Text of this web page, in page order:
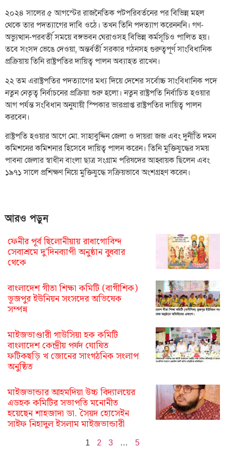
২০২৪ সালের ৫ আগস্টের রাজনৈতিক পটপরিবর্তনের পর বিভিন্ন মহল
থেকে তার পদত্যাগের দাবি ওঠে। তখন তিনি পদত্যাগ করেনননি। গণ-
অভ্যুত্থান-পরবর্তী সময়ে বঙ্গভবন ঘেরাওসহ বিভিন্ন কর্মসূচিও পালিত হয়।
তবে সংসদ ভেঙে দেওয়া, অন্তর্বর্তী সরকার গঠনসহ গুরুত্বপূর্ণ সাংবিধানিক
প্রক্রিয়ায় তিনি রাষ্ট্রপতির দায়িত্ব পালন অব্যাহত রাখেন।
২২ তম এরাষ্ট্রপতির পদত্যাগের মধ্য দিয়ে দেশের সর্বোচ্চ সাংবিধানিক পদে
নতুন নেতৃত্ব নির্বাচনের প্রক্রিয়া শুরু হলো। নতুন রাষ্ট্রপতি নির্বাচিত হওয়ার
আগ পর্যন্ত সংবিধান অনুযায়ী স্পিকার ভারপ্রাপ্ত রাষ্ট্রপতির দায়িত্ব পালন
করবেন।
রাষ্ট্রপতি হওয়ার আগে মো. সাহাবুদ্দিন জেলা ও দায়রা জজ এবং দুর্নীতি দমন
কমিশনের কমিশনার হিসেবে দায়িত্ব পালন করেন। তিনি মুক্তিযুদ্ধের সময়
পাবনা জেলার স্বাধীন বাংলা ছাত্র সংগ্রাম পরিষদের আহ্বায়ক ছিলেন এবং
১৯৭১ সালে প্রশিক্ষণ নিয়ে মুক্তিযুদ্ধে সক্রিয়ভাবে অংশগ্রহণ করেন।
আরও পড়ুন
ফেনীর পূর্ব ছিলোনীয়ায় রাধাগোবিন্দ
সেবাশ্রমে দু’দিনব্যাপী অনুষ্ঠান বুধবার
থেকে
বাংলাদেশ গীতা শিক্ষা কমিটি (বাগীশিক)
ভূজপুর ইউনিয়ন সংসদের অভিষেক
সম্পন্ন
মাইজভাণ্ডারী গাউসিয়া হক কমিটি
বাংলাদেশ কেন্দ্রীয় পর্ষদ ঘোষিত
ফটিকছড়ি খ জোনের সাংগঠনিক সংলাপ
অনুষ্ঠিত
মাইজভান্ডার আহমদিয়া উচ্চ বিদ্যালয়ের
এডহক কমিটির সভাপতি মনোনীত
হয়েছেন শাহজাদা ডা. সৈয়দ হোসেইন
সাইফ নিহাদুল ইসলাম মাইজভান্ডারী
1 2 3 … 5